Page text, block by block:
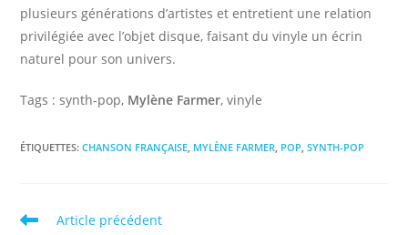
plusieurs générations d’artistes et entretient une relation
privilégiée avec l’objet disque, faisant du vinyle un écrin
naturel pour son univers.
Tags : synth-pop, Mylène Farmer, vinyle
ÉTIQUETTES:CHANSON FRANÇAISE MYLÈNE FARMER POP SYNTH-POP
Read
Article précédent